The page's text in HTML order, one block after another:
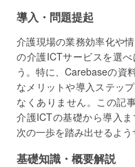
導入・問題提起
介護現場の業務効率化や
の介護ICTサービスを選
う。特に、Carebaseの資
なメリットや導入ステッ
なくありません。この記
介護ICTの基礎から導入
次の一歩を踏み出せるよう
基礎知識・概要解説